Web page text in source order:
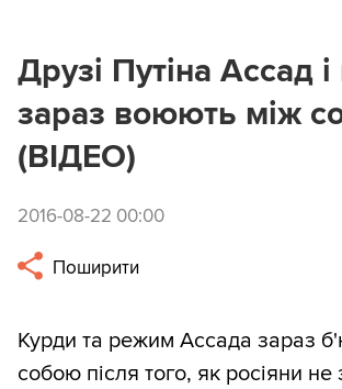
Друзі Путіна Ассад
зараз воюють між
(ВІДЕО)
2016-08-22 00:00
Поширити
Курди та режим Ассада зараз
собою після того, як росіяни не